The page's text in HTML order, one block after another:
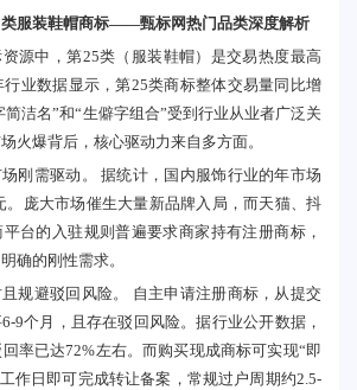
类服装鞋帽商标——甄标网热门品类深度解析
源中，第25类（服装鞋帽）是交易热度最高
行业数据显示，第25类商标整体交易量同比增
简洁名”和“生僻字组合”受到行业从业者广泛关
火爆背后，核心驱动力来自多方面。
刚需驱动。 据统计，国内服饰行业的年市场
。庞大市场催生大量新品牌入局，而天猫、抖
台的入驻规则普遍要求商家持有注册商标，
确的刚性需求。
规避驳回风险。 自主申请注册商标，从提交
9个月，且存在驳回风险。据行业公开数据，
率已达72%左右。而购买现成商标可实现“即
作日即可完成转让备案，常规过户周期约2.5-